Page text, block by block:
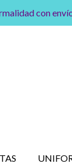
con